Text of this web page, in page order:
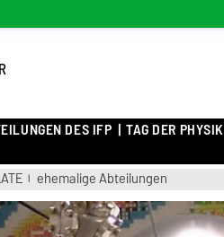
DES IFP TAG DER PHYSIK
ehemalige Abteilungen